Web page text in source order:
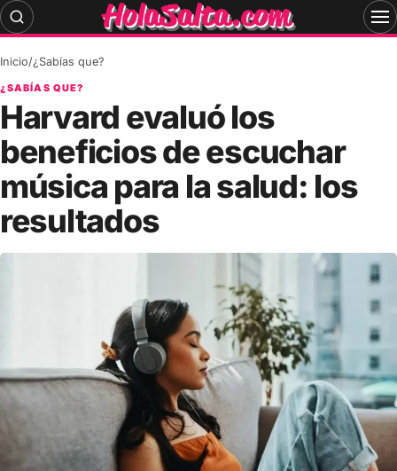
Skip
to
Inicio/¿Sabías que?
¿SABÍAS QUE?
Harvard evaluó los
beneficios de escuchar
música para la salud: los
resultados